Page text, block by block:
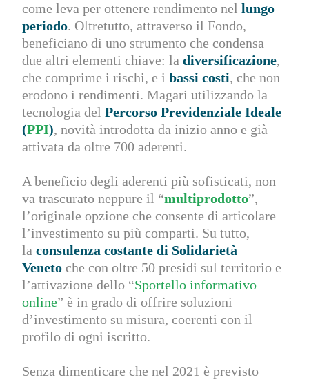
come leva per ottenere rendimento nellungo
periodo. Oltretutto, attraverso il Fondo,
beneficiano di uno strumento che condensa
due altri elementi chiave: ladiversificazione,
che comprime i rischi, e ibassi costi, che non
erodono i rendimenti. Magari utilizzando la
tecnologia delPercorso Previdenziale Ideale
(PPI), novità introdotta da inizio anno e già
attivata da oltre 700 aderenti.
A beneficio degli aderenti più sofisticati, non
va trascurato neppure il “multiprodotto”,
l’originale opzione che consente di articolare
l’investimento su più comparti. Su tutto,
laconsulenza costante di Solidarietà
Veneto che con oltre 50 presidi sul territorio e
l’attivazione dello “Sportello informativo
online” è in grado di offrire soluzioni
d’investimento su misura, coerenti con il
profilo di ogni iscritto.
Senza dimenticare che nel 2021 è previsto